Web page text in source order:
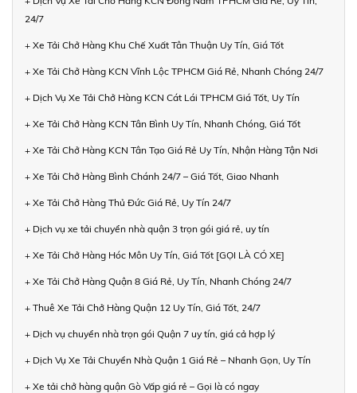
24/7
+ Xe Tải Chở Hàng Khu Chế Xuất Tân Thuận Uy Tín, Giá Tốt
+ Xe Tải Chở Hàng KCN Vĩnh Lộc TPHCM Giá Rẻ, Nhanh Chóng 24/7
+ Dịch Vụ Xe Tải Chở Hàng KCN Cát Lái TPHCM Giá Tốt, Uy Tín
+ Xe Tải Chở Hàng KCN Tân Bình Uy Tín, Nhanh Chóng, Giá Tốt
+ Xe Tải Chở Hàng KCN Tân Tạo Giá Rẻ Uy Tín, Nhận Hàng Tận Nơi
+ Xe Tải Chở Hàng Bình Chánh 24/7 – Giá Tốt, Giao Nhanh
+ Xe Tải Chở Hàng Thủ Đức Giá Rẻ, Uy Tín 24/7
+ Dịch vụ xe tải chuyển nhà quận 3 trọn gói giá rẻ, uy tín
+ Xe Tải Chở Hàng Hóc Môn Uy Tín, Giá Tốt [GỌI LÀ CÓ XE]
+ Xe Tải Chở Hàng Quận 8 Giá Rẻ, Uy Tín, Nhanh Chóng 24/7
+ Thuê Xe Tải Chở Hàng Quận 12 Uy Tín, Giá Tốt, 24/7
+ Dịch vụ chuyển nhà trọn gói Quận 7 uy tín, giá cả hợp lý
+ Dịch Vụ Xe Tải Chuyển Nhà Quận 1 Giá Rẻ – Nhanh Gọn, Uy Tín
+ Xe tải chở hàng quận Gò Vấp giá rẻ – Gọi là có ngay